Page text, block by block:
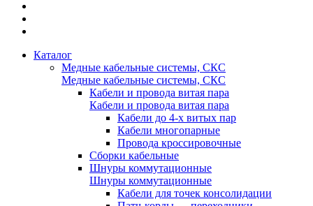
Каталог
Медные кабельные системы, СКС
Медные кабельные системы, СКС
Кабели и провода витая пара
Кабели и провода витая пара
Кабели до 4-х витых пар
Кабели многопарные
Провода кроссировочные
Сборки кабельные
Шнуры коммутационные
Шнуры коммутационные
Кабели для точек консолидации